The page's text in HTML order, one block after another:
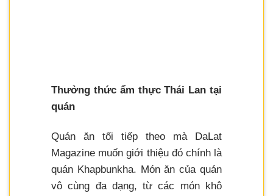
Thưởng thức ẩm thực Thái Lan tại
quán
Quán ăn tối tiếp theo mà DaLat
Magazine muốn giới thiệu đó chính là
quán Khapbunkha. Món ăn của quán
vô cùng đa dạng, từ các món khô